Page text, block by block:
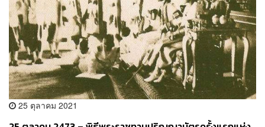
25 ตุลาคม 2021